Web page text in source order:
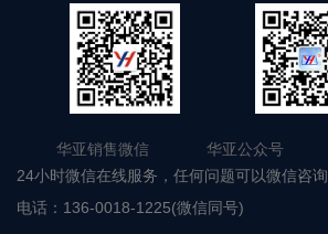
华亚销售微信 华亚公众号
24小时微信在线服务，任何问题可以微信咨询
电话： 136-0018-1225(微信同号)